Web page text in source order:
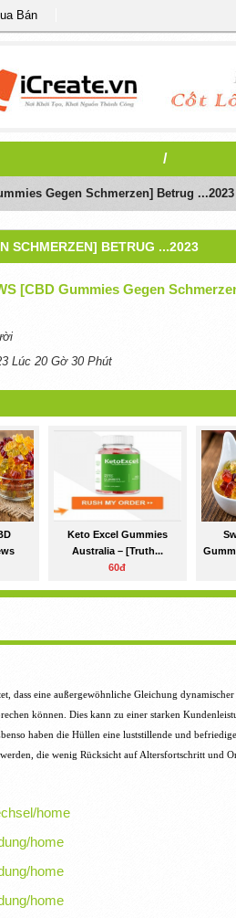
Bán
/
Gegen Schmerzen] Betrug ...2023
SCHMERZEN] BETRUG ...2023
[CBD Gummies Gegen
Lúc 20 Gờ 30 Phút
Keto Excel Gummies
Australia – [Truth...
60đ
dass eine außergewöhnliche Gleichung
können. Dies kann zu einer starken
haben die Hüllen eine luststillende und
die wenig Rücksicht auf Altersfortschritt und
home
home
home
home